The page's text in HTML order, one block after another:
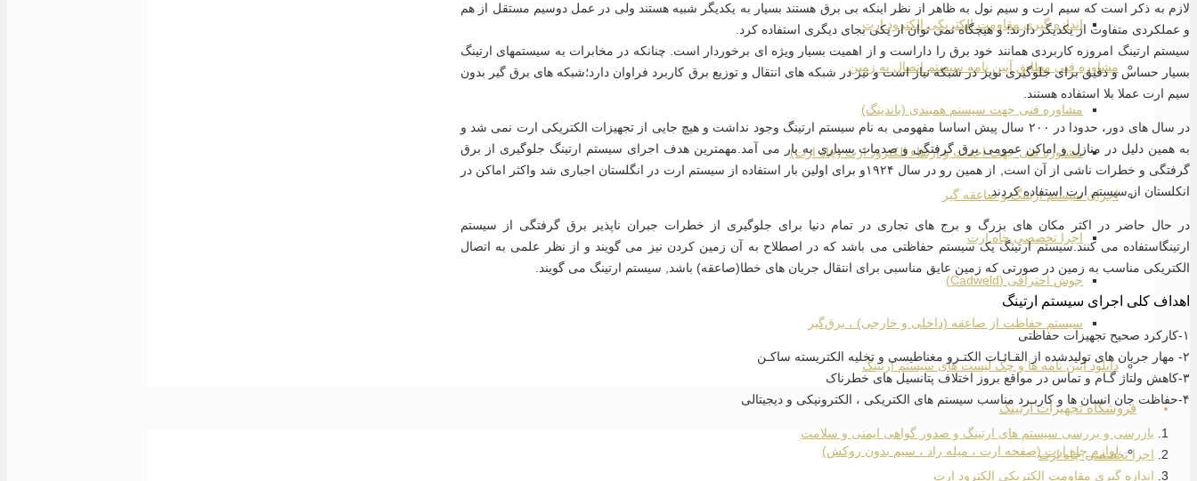
اندازه گیری مقاومت الکتریکی الکترود ارت
مشاوره فنی مطابق آیین نامه سیستم اتصال به زمین
مشاوره فنی جهت سیستم همبندی (باندینگ)
مشاوره فنی جهت احداث و ارتقاء الکترود ارت (چاه ارت)
اجرای سیستم ارتینگ و صاعقه گیر
اجرا تخصصی چاه ارت
جوش احتراقی (Cadweld)
سیستم حفاظت از صاعقه (داخلی و خارجی) ، برق‌گیر
دانلود آیین نامه ها و چک لیست های سیستم ارتینگ
فروشگاه تجهیزات ارتینگ
لوازم چاه ارت (صفحه ارت ، میله راد ، سیم بدون روکش)
لازم به ذکر است که سیم ارت و سیم نول به ظاهر از نظر اینکه بی برق هستند بسیار به یکدیگر شبیه هستند ولی در عمل دوسیم مستقل از هم
و عملکردی متفاوت از یکدیگر دارند؛ و هیچگاه نمی توان از یکی بجای دیگری استفاده کرد.
سیستم ارتینگ امروزه کاربردی همانند خود برق را داراست و از اهمیت بسیار ویژه ای برخوردار است. چنانکه در مخابرات به سیستمهای ارتینگ
بسیار حساس و دقیق برای جلوگیری نویز در شبکه نیاز است و نیز در شبکه های انتقال و توزیع برق کاربرد فراوان دارد؛شبکه های برق گیر بدون
سیم ارت عملا بلا استفاده هستند.
در سال های دور، حدودا در ۲۰۰ سال پیش اساسا مفهومی به نام سیستم ارتینگ وجود نداشت و هیچ جایی از تجهیزات الکتریکی ارت نمی شد و
به همین دلیل در منازل و اماکن عمومی برق گرفتگی و صدمات بسیاری به بار می آمد.مهمترین هدف اجرای سیستم ارتینگ جلوگیری از برق
گرفتگی و خطرات ناشی از آن است, از همین رو در سال ۱۹۲۴و برای اولین بار استفاده از سیستم ارت در انگلستان اجباری شد واکثر اماکن در
انکلستان از سیستم ارت استفاده کردند.
در حال حاضر در اکثر مکان های بزرگ و برج های تجاری در تمام دنیا برای جلوگیری از خطرات جبران ناپذیر برق گرفتگی از سیستم
ارتینگاستفاده می کنند.سیستم ارتینگ یک سیستم حفاظتی می باشد که در اصطلاح به آن زمین کردن نیز می گویند و از نظر علمی به اتصال
الکتریکی مناسب به زمین در صورتی که زمین عایق مناسبی برای انتقال جریان های خطا(صاعقه) باشد, سیستم ارتینگ می گویند.
اهداف کلی اجرای سیستم ارتینگ
۱-کارکرد صحیح تجهیزات حفاظتی
۲- مهار جریان های تولیدشده از القـائـات الکتـرو مغناطیسی و تخلیه الکتریسته ساکـن
۳-کاهش ولتاژ گـام و تماس در مواقع بروز اختلاف پتانسیل های خطرناک
۴-حفاظت جان انسان ها و کاربـرد مناسب سیستم های الکتریکی ، الکترونیکی و دیجیتالی
بازرسی و بررسی سیستم های ارتینگ و صدور گواهی ایمنی و سلامت
اجرا تخصصی چاه ارت
اندازه گیری مقاومت الکتریکی الکترود ارت